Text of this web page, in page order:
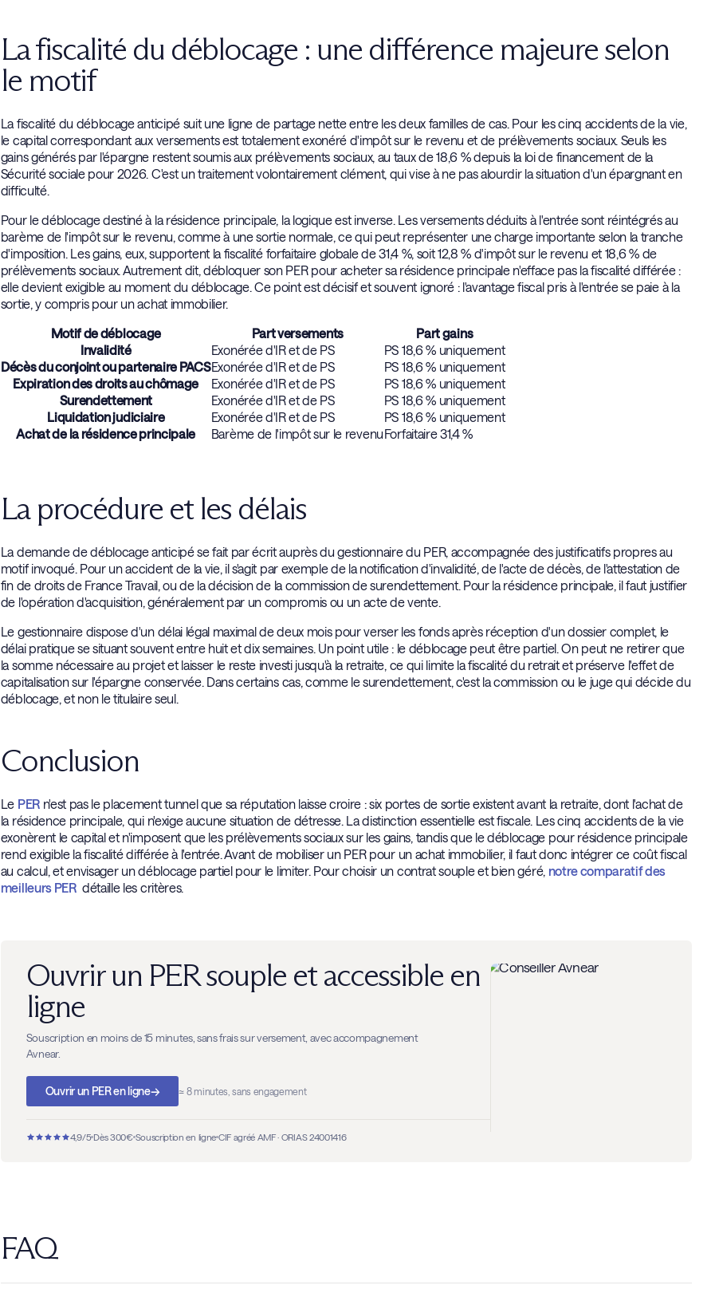
La fiscalité du déblocage : une différence majeure selon
le motif
La fiscalité du déblocage anticipé suit une ligne de partage nette entre les deux familles de cas. Pour les cinq accidents de la vie,
le capital correspondant aux versements est totalement exonéré d'impôt sur le revenu et de prélèvements sociaux. Seuls les
gains générés par l'épargne restent soumis aux prélèvements sociaux, au taux de 18,6 % depuis la loi de financement de la
Sécurité sociale pour 2026. C'est un traitement volontairement clément, qui vise à ne pas alourdir la situation d'un épargnant en
difficulté.
Pour le déblocage destiné à la résidence principale, la logique est inverse. Les versements déduits à l'entrée sont réintégrés au
barème de l'impôt sur le revenu, comme à une sortie normale, ce qui peut représenter une charge importante selon la tranche
d'imposition. Les gains, eux, supportent la fiscalité forfaitaire globale de 31,4 %, soit 12,8 % d'impôt sur le revenu et 18,6 % de
prélèvements sociaux. Autrement dit, débloquer son PER pour acheter sa résidence principale n'efface pas la fiscalité différée :
elle devient exigible au moment du déblocage. Ce point est décisif et souvent ignoré : l'avantage fiscal pris à l'entrée se paie à la
sortie, y compris pour un achat immobilier.
Motif de déblocage
Part versements
Part gains
Invalidité
Exonérée d'IR et de PS
PS 18,6 % uniquement
Décès du conjoint ou partenaire PACSExonérée d'IR et de PS
PS 18,6 % uniquement
Expiration des droits au chômage
Exonérée d'IR et de PS
PS 18,6 % uniquement
Surendettement
Exonérée d'IR et de PS
PS 18,6 % uniquement
Liquidation judiciaire
Exonérée d'IR et de PS
PS 18,6 % uniquement
Achat de la résidence principale
Barème de l'impôt sur le revenuForfaitaire 31,4 %
La procédure et les délais
La demande de déblocage anticipé se fait par écrit auprès du gestionnaire du PER, accompagnée des justificatifs propres au
motif invoqué. Pour un accident de la vie, il s'agit par exemple de la notification d'invalidité, de l'acte de décès, de l'attestation de
fin de droits de France Travail, ou de la décision de la commission de surendettement. Pour la résidence principale, il faut justifier
de l'opération d'acquisition, généralement par un compromis ou un acte de vente.
Le gestionnaire dispose d'un délai légal maximal de deux mois pour verser les fonds après réception d'un dossier complet, le
délai pratique se situant souvent entre huit et dix semaines. Un point utile : le déblocage peut être partiel. On peut ne retirer que
la somme nécessaire au projet et laisser le reste investi jusqu'à la retraite, ce qui limite la fiscalité du retrait et préserve l'effet de
capitalisation sur l'épargne conservée. Dans certains cas, comme le surendettement, c'est la commission ou le juge qui décide du
déblocage, et non le titulaire seul.
Conclusion
Le PERn'est pas le placement tunnel que sa réputation laisse croire : six portes de sortie existent avant la retraite, dont l'achat de
la résidence principale, qui n'exige aucune situation de détresse. La distinction essentielle est fiscale. Les cinq accidents de la vie
exonèrent le capital et n'imposent que les prélèvements sociaux sur les gains, tandis que le déblocage pour résidence principale
rend exigible la fiscalité différée à l'entrée. Avant de mobiliser un PER pour un achat immobilier, il faut donc intégrer ce coût fiscal
au calcul, et envisager un déblocage partiel pour le limiter. Pour choisir un contrat souple et bien géré, notre comparatif des
meilleurs PERdétaille les critères.
Ouvrir un PER souple et accessible en
ligne
Souscription en moins de 15 minutes, sans frais sur versement, avec accompagnement
Avnear.
Ouvrir un PER en ligne→ ≈ 8 minutes, sans engagement
4,9/5 Dès 300€ Souscription en ligne CIF agréé AMF · ORIAS 24001416
FAQ